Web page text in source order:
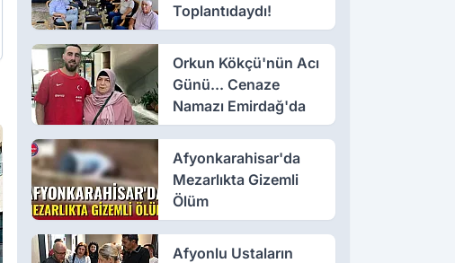
Toplantıdaydı!
Orkun Kökçü'nün Acı
Günü... Cenaze
Namazı Emirdağ'da
Afyonkarahisar'da
Mezarlıkta Gizemli
Ölüm
Afyonlu Ustaların